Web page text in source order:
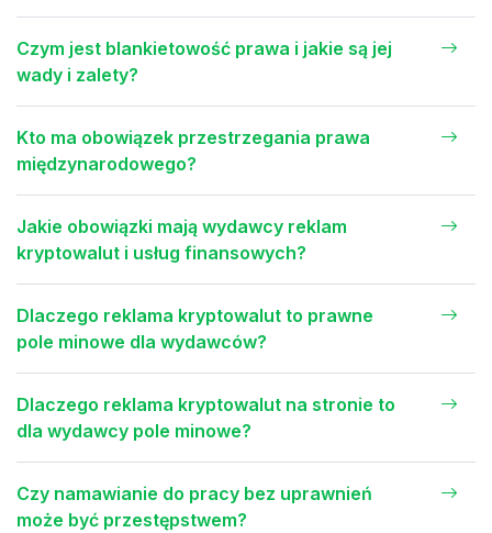
Czym jest blankietowość prawa i jakie są jej
wady i zalety?
Kto ma obowiązek przestrzegania prawa
międzynarodowego?
Jakie obowiązki mają wydawcy reklam
kryptowalut i usług finansowych?
Dlaczego reklama kryptowalut to prawne
pole minowe dla wydawców?
Dlaczego reklama kryptowalut na stronie to
dla wydawcy pole minowe?
Czy namawianie do pracy bez uprawnień
może być przestępstwem?